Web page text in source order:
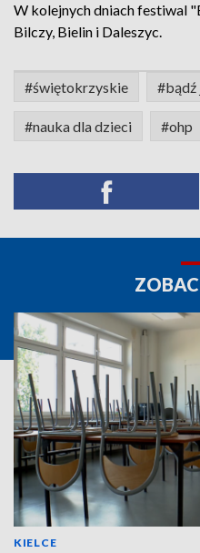
W kolejnych dniach festiwal
Bilczy, Bielin i Daleszyc.
#świętokrzyskie #bądź
#nauka dla dzieci #ohp
KIELCE